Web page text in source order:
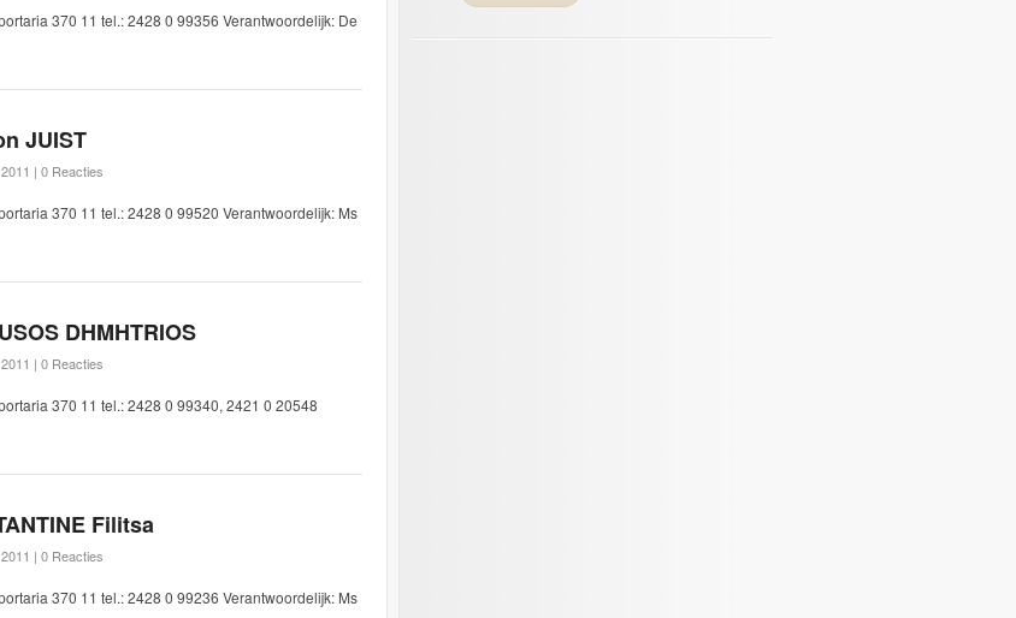
370 11 tel.: 2428 0 99356 Verantwoordelijk: De
JUIST
| 0 Reacties
370 11 tel.: 2428 0 99520 Verantwoordelijk: Ms
DHMHTRIOS
| 0 Reacties
370 11 tel.: 2428 0 99340, 2421 0 20548
Filitsa
| 0 Reacties
370 11 tel.: 2428 0 99236 Verantwoordelijk: Ms